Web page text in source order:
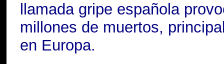
llamada gripe española
millones de muertos,
en Europa.